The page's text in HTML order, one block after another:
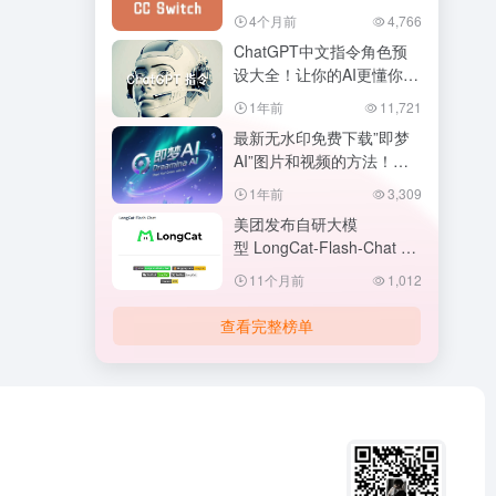
入阿里Qwen3.6-Plus大模
型
4个月前 4,766
ChatGPT中文指令角色预
设大全！让你的AI更懂你！
ChatGPT提示词
（Prompt）大全
1年前 11,721
最新无水印免费下载”即梦
AI”图片和视频的方法！去
除即梦AI水印。
1年前 3,309
美团发布自研大模
型 LongCat-Flash-Chat ，
性能达到世界一线水平。
11个月前 1,012
查看完整榜单